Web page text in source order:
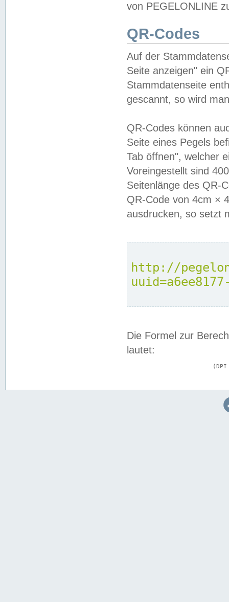
von PEGELONLINE
QR-Codes
Auf der
Seite anzeigen" ein
Stammdatenseite
gescannt, so wird
QR-Codes können
Seite eines Pegels
Tab öffnen", welcher
Voreingestellt sind
Seitenlänge des QR-
QR-Code von 4cm ×
ausdrucken, so setzt
http://
Die Formel zur
lautet: